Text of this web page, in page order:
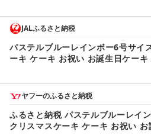
JALふるさと納税
パステルブルーレインボー6号サイ
ーキ ケーキ お祝い お誕生日ケー
ヤフーのふるさと納税
ふるさと納税 パステルブルーレイ
クリスマスケーキ ケーキ お祝い